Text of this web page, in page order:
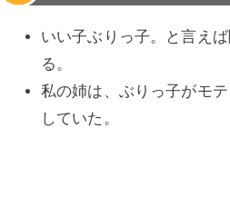
いい子ぶりっ子。と言え
る。
私の姉は、ぶりっ子がモ
していた。